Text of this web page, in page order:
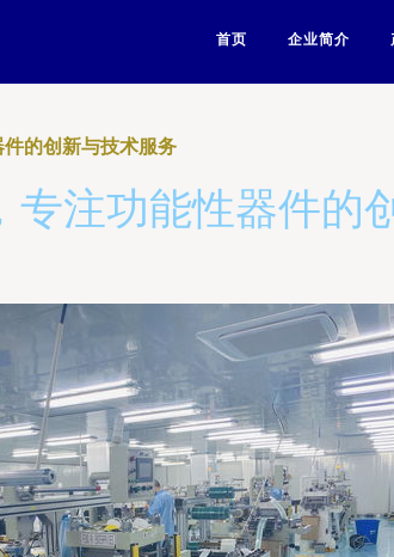
首页 企业简介
的创新与技术服务
注功能性器件的